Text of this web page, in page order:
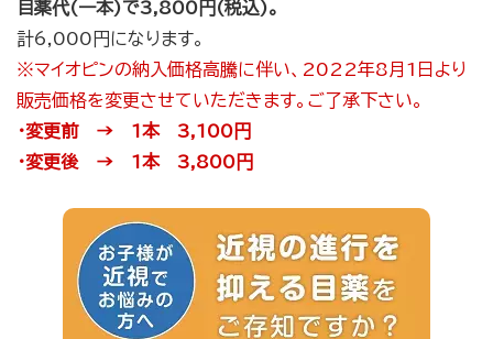
目薬代(一本)で3,800円(税込)。
計6,000円になります。
※マイオピンの納入価格高騰に伴い、2022年8月1日より
販売価格を変更させていただきます。 ご了承下さい。
・変更前 → 1本 3,100円
・変更後 → 1本 3,800円